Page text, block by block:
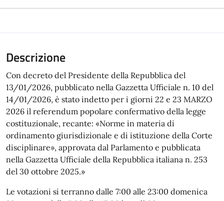
Descrizione
Con decreto del Presidente della Repubblica del
13/01/2026, pubblicato nella Gazzetta Ufficiale n. 10 del
14/01/2026, è stato indetto per i giorni 22 e 23 MARZO
2026 il referendum popolare confermativo della legge
costituzionale, recante: «Norme in materia di
ordinamento giurisdizionale e di istituzione della Corte
disciplinare», approvata dal Parlamento e pubblicata
nella Gazzetta Ufficiale della Repubblica italiana n. 253
del 30 ottobre 2025.»
Le votazioni si terranno dalle 7:00 alle 23:00 domenica